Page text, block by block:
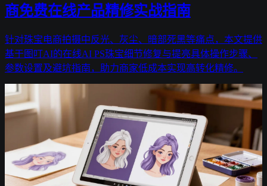
商免费在线产品精修实战指南
针对珠宝电商拍摄中反光、灰尘、暗部死黑等痛点，本文提供
基于图叮AI的在线AI PS珠宝细节修复与提亮具体操作步骤、
参数设置及避坑指南，助力商家低成本实现高转化精修。